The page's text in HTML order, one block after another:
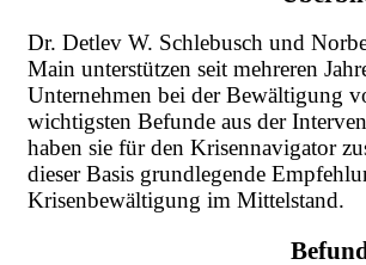
Dr. Detlev W. Schlebusch und
Main unterstützen seit mehreren
Unternehmen bei der Bewältigung
wichtigsten Befunde aus der
haben sie für den Krisennavigator
dieser Basis grundlegende
Krisenbewältigung im Mittelstand.